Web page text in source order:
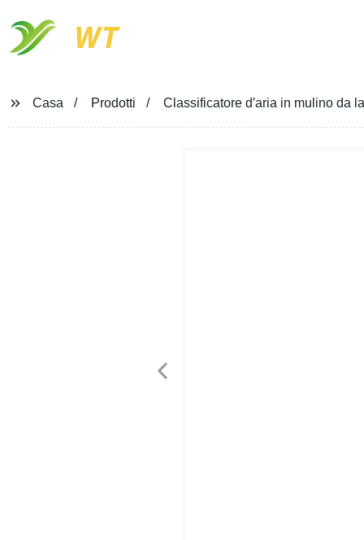
WT
Casa Prodotti Classificatore d′aria in mulino da